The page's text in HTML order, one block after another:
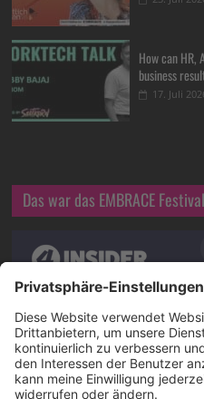
How can HR,
business
17. Juli
Das war das EMBRACE